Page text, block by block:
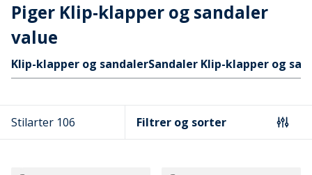
Piger Klip-klapper og sandaler
value
Hurtige links
Klip-klapper og sandalerSandaler Klip-klapper og
Stilarter 106 Filtrer og sorter